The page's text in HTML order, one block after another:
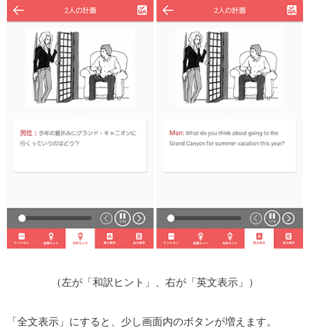
（左が「和訳ヒント」、右が「英文表示」）
「全文表示」にすると、少し画面内のボタンが増えます。